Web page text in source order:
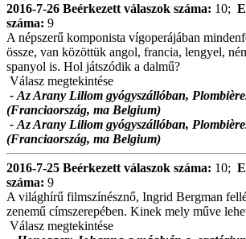
2016-7-26 Beérkezett válaszok száma: 10;
száma: 9
A népszerű komponista vígoperájában
össze, van közöttük angol, francia, lengyel,
spanyol is. Hol játszódik a dalmű?
Válasz megtekintése
- Az Arany Liliom gyógyszállóban,
(Franciaország, ma Belgium)
- Az Arany Liliom gyógyszállóban,
(Franciaország, ma Belgium)
2016-7-25 Beérkezett válaszok száma: 10;
száma: 9
A világhírű filmszínésznő, Ingrid Bergman
zenemű címszerepében. Kinek mely műve
Válasz megtekintése